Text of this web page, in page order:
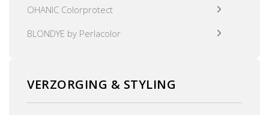
OHANIC Colorprotect
BLONDYE by Perlacolor
VERZORGING & STYLING